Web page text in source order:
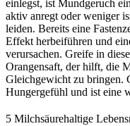
einlegst, ist Mundgeruch
aktiv anregt oder weniger
leiden. Bereits eine
Effekt herbeiführen und
verursachen. Greife in
Orangensaft, der hilft, die
Gleichgewicht zu bringen.
Hungergefühl und ist eine
5 Milchsäurehaltige